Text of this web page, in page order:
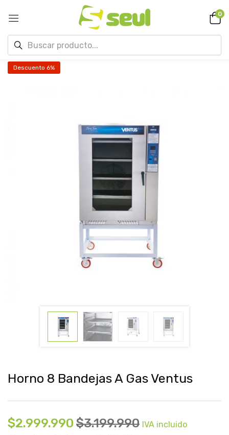
0
Descuento 6%
Horno 8 Bandejas A Gas Ventus
$2.999.990 $3.199.990 IVA incluido